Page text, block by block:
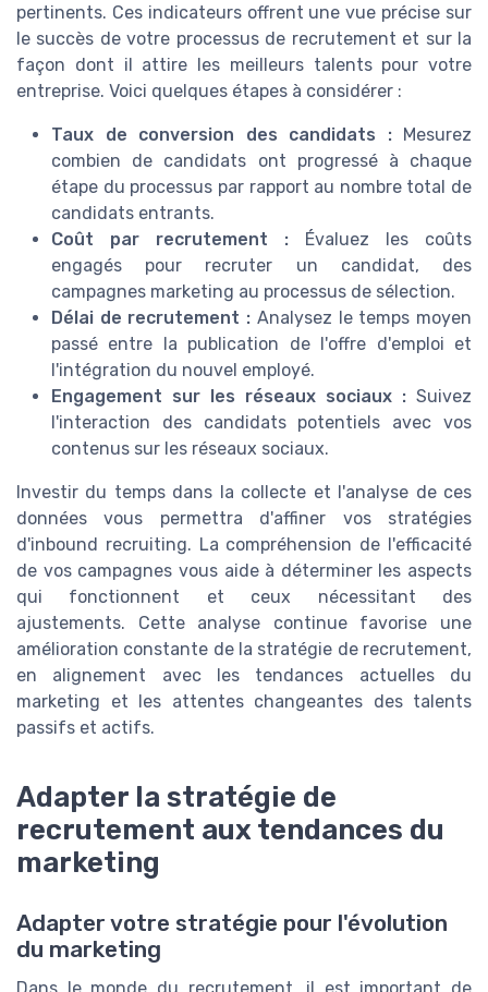
pertinents. Ces indicateurs offrent une vue précise sur
le succès de votre processus de recrutement et sur la
façon dont il attire les meilleurs talents pour votre
entreprise. Voici quelques étapes à considérer :
Taux de conversion des candidats :Mesurez
combien de candidats ont progressé à chaque
étape du processus par rapport au nombre total de
candidats entrants.
Coût par recrutement : Évaluez les coûts
engagés pour recruter un candidat, des
campagnes marketing au processus de sélection.
Délai de recrutement : Analysez le temps moyen
passé entre la publication de l'offre d'emploi et
l'intégration du nouvel employé.
Engagement sur les réseaux sociaux : Suivez
l'interaction des candidats potentiels avec vos
contenus sur les réseaux sociaux.
Investir du temps dans la collecte et l'analyse de ces
données vous permettra d'affiner vos stratégies
d'inbound recruiting. La compréhension de l'efficacité
de vos campagnes vous aide à déterminer les aspects
qui fonctionnent et ceux nécessitant des
ajustements. Cette analyse continue favorise une
amélioration constante de la stratégie de recrutement,
en alignement avec les tendances actuelles du
marketing et les attentes changeantes des talents
passifs et actifs.
Adapter la stratégie de
recrutement aux tendances du
marketing
Adapter votre stratégie pour l'évolution
du marketing